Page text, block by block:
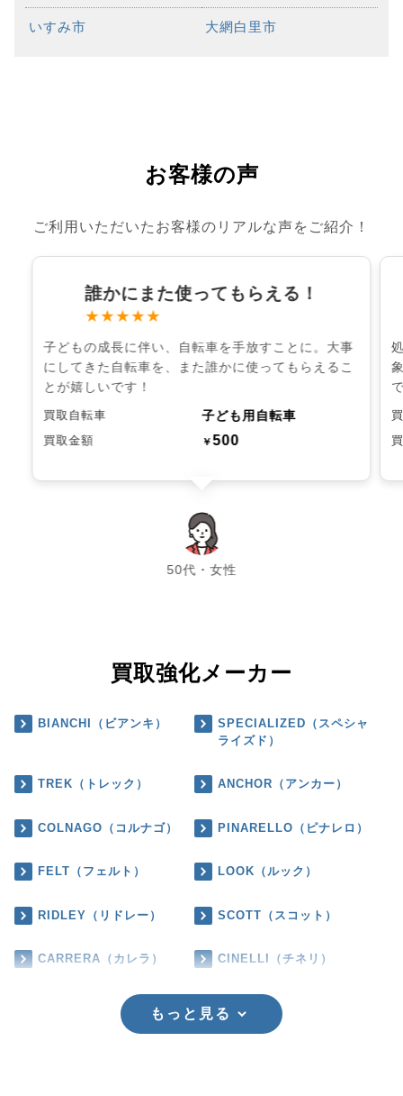
いすみ市 大網白里市
お客様の声
ご利用いただいたお客様のリアルな声をご紹介！
誰かにまた使ってもらえる！
★★★★★
子どもの成長に伴い、自転車を手放すことに。大事
にしてきた自転車を、また誰かに使ってもらえるこ
とが嬉しいです！
買取自転車 子ども用自転車
買取金額 ￥500
50代・女性
chevron_left chevron_right
買取強化メーカー
BIANCHI（ビアンキ）
SPECIALIZED（スペシャ
ライズド）
TREK（トレック） ANCHOR（アンカー）
COLNAGO（コルナゴ） PINARELLO（ピナレロ）
FELT（フェルト） LOOK（ルック）
RIDLEY（リドレー） SCOTT（スコット）
CARRERA（カレラ） CINELLI（チネリ）
もっと見る